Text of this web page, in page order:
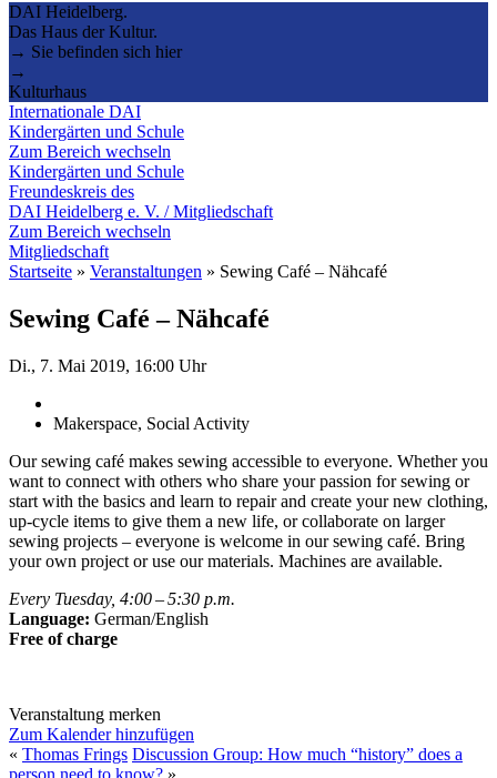
DAI Heidelberg.
Das Haus der Kultur.
→ Sie befinden sich hier
→
Kulturhaus
Internationale DAI
Kindergärten und Schule
Zum Bereich wechseln
Kindergärten und Schule
Freundeskreis des
DAI Heidelberg e. V. / Mitgliedschaft
Zum Bereich wechseln
Mitgliedschaft
Startseite » Veranstaltungen » Sewing Café – Nähcafé
Sewing Café – Nähcafé
Di., 7. Mai 2019, 16:00 Uhr
Makerspace, Social Activity
Our sewing café makes sewing accessible to everyone. Whether you
want to connect with others who share your passion for sewing or
start with the basics and learn to repair and create your new clothing,
up-cycle items to give them a new life, or collaborate on larger
sewing projects – everyone is welcome in our sewing café. Bring
your own project or use our materials. Machines are available.
Every Tuesday, 4:00 – 5:30 p.m.
Language: German/English
Free of charge
Veranstaltung merken
Zum Kalender hinzufügen
« Thomas Frings Discussion Group: How much “history” does a
person need to know? »